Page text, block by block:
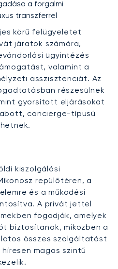
a forgalmi
transzferrel
körű felügyeletet
járatok számára,
ügyintézés
valamint a
asszisztenciát. Az
részesülnek
gyorsított eljárásokat
concierge-típusú
kiszolgálási
repülőtéren, a
és a működési
A privát jettel
fogadják, amelyek
biztosítanak, miközben a
összes szolgáltatást
magas szintű